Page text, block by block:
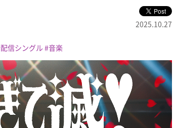
2025.10.27
配信シングル 音楽